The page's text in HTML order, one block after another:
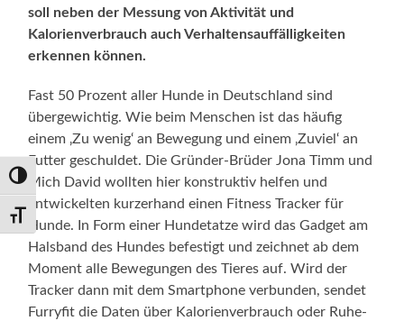
Umschalten auf hohe Kontraste
Schrift vergrößern
soll neben der Messung von Aktivität und
Kalorienverbrauch auch Verhaltensauffälligkeiten
erkennen können.
Fast 50 Prozent aller Hunde in Deutschland sind
übergewichtig. Wie beim Menschen ist das häufig
einem ‚Zu wenig‘ an Bewegung und einem ‚Zuviel‘ an
Futter geschuldet. Die Gründer-Brüder Jona Timm und
Mich David wollten hier konstruktiv helfen und
entwickelten kurzerhand einen Fitness Tracker für
Hunde. In Form einer Hundetatze wird das Gadget am
Halsband des Hundes befestigt und zeichnet ab dem
Moment alle Bewegungen des Tieres auf. Wird der
Tracker dann mit dem Smartphone verbunden, sendet
Furryfit die Daten über Kalorienverbrauch oder Ruhe-